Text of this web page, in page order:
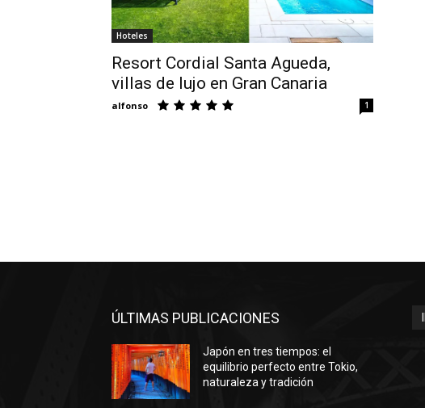
Hoteles
Resort Cordial Santa Agueda,
villas de lujo en Gran Canaria
alfonso 1
ÚLTIMAS PUBLICACIONES
Japón en tres tiempos: el
equilibrio perfecto entre Tokio,
naturaleza y tradición